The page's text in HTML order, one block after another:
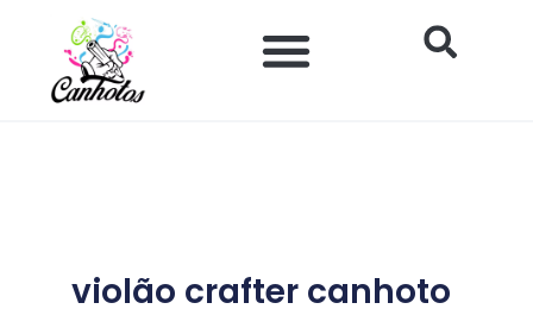
violão crafter canhoto